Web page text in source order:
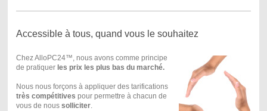
Accessible à tous, quand vous le souhaitez
Chez AlloPC24™, nous avons comme principe
de pratiquer les prix les plus bas du marché.
Nous nous forçons à appliquer des tarifications
très compétitives pour permettre à chacun de
vous de nous solliciter.